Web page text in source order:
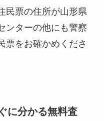
民票の住所が山形県
ンターの他にも警察
票をお確かめくださ
に分かる無料査